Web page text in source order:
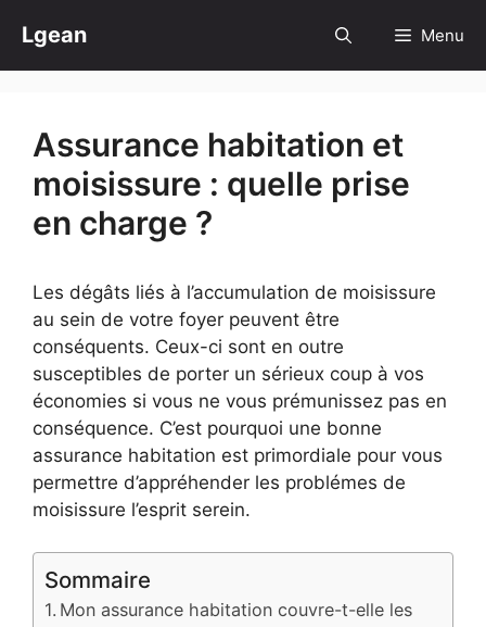
contenu
Lgean Menu
Assurance habitation et
moisissure : quelle prise
en charge ?
Les dégâts liés à l’accumulation de moisissure
au sein de votre foyer peuvent être
conséquents. Ceux-ci sont en outre
susceptibles de porter un sérieux coup à vos
économies si vous ne vous prémunissez pas en
conséquence. C’est pourquoi une bonne
assurance habitation est primordiale pour vous
permettre d’appréhender les problémes de
moisissure l’esprit serein.
Sommaire
Mon assurance habitation couvre-t-elle les